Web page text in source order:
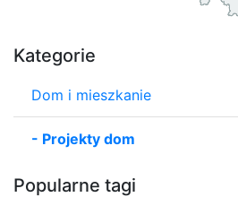
Kategorie
Dom i mieszkanie
- Projekty dom
Popularne tagi